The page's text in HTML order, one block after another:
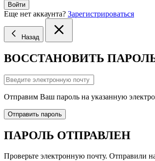
Войти
Еще нет аккаунта? Зарегистрироваться
Назад
ВОССТАНОВИТЬ
Отправим Ваш пароль на указанную
Отправить пароль
ПАРОЛЬ ОТПРАВЛЕН
Проверьте электронную почту. Отправили